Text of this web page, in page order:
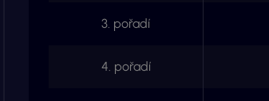
3. pořadí
4. pořadí